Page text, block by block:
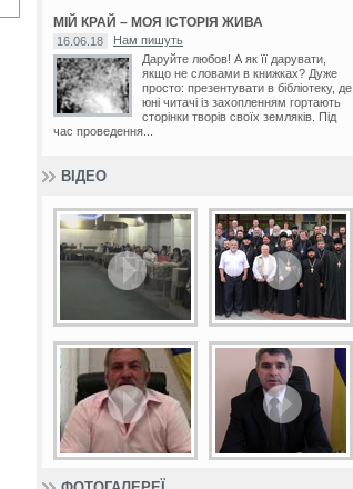
МІЙ КРАЙ – МОЯ ІСТОРІЯ ЖИВА
16.06.18
Нам пишуть
Даруйте любов! А як її дарувати,
якщо не словами в книжках? Дуже
просто: презентувати в бібліотеку, де
юні читачі із захопленням гортають
сторінки творів своїх земляків. Під
час проведення...
ВІДЕО